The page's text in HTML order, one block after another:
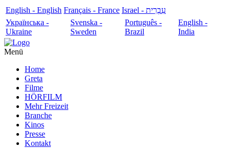
English - English Français - France
עִבְרִית - Israel
Українська -
Ukraine
Svenska -
Sweden
Português -
Brazil
English -
India
Menü
Home
Greta
Filme
HÖRFILM
Mehr Freizeit
Branche
Kinos
Presse
Kontakt